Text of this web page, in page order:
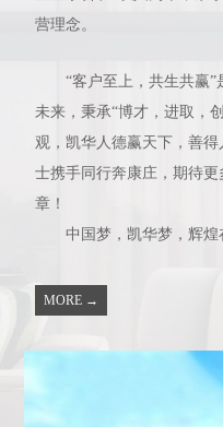
营理念。
“客户至上，共生共赢”
未来，秉承“博才，进取，
观，凯华人德赢天下，善
士携手同行奔康庄，期待
章！
中国梦，凯华梦，辉煌
MORE →